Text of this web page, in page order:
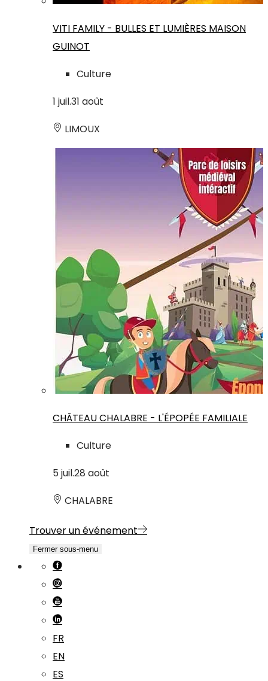
VITI FAMILY - BULLES ET LUMIÈRES MAISON
GUINOT
Culture
1 juil.31 août
LIMOUX
CHÂTEAU CHALABRE - L'ÉPOPÉE FAMILIALE
Culture
5 juil.28 août
CHALABRE
Trouver un événement
Fermer sous-menu
FR
EN
ES